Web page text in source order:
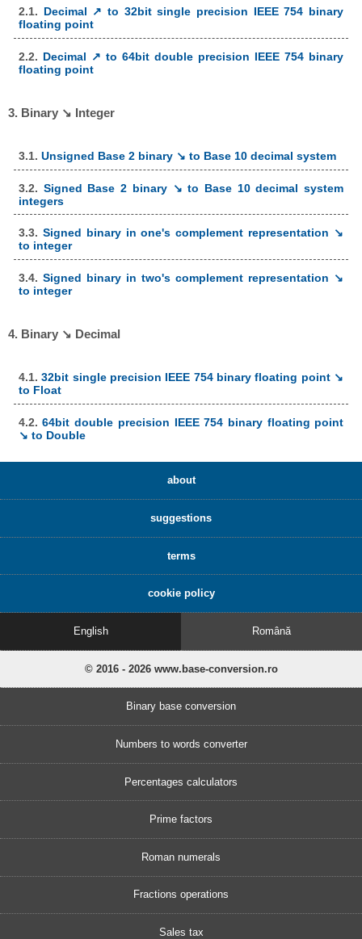
2.1. Decimal ↗ to 32bit single precision IEEE 754 binary
floating point
2.2. Decimal ↗ to 64bit double precision IEEE 754 binary
floating point
3. Binary ↘ Integer
3.1. Unsigned Base 2 binary ↘ to Base 10 decimal system
3.2. Signed Base 2 binary ↘ to Base 10 decimal system
integers
3.3. Signed binary in one's complement representation ↘
to integer
3.4. Signed binary in two's complement representation ↘
to integer
4. Binary ↘ Decimal
4.1.32bit single precision IEEE 754 binary floating point ↘
to Float
4.2.64bit double precision IEEE 754 binary floating point
↘ to Double
about
suggestions
terms
cookie policy
English Română
© 2016 - 2026 www.base-conversion.ro
Binary base conversion
Numbers to words converter
Percentages calculators
Prime factors
Roman numerals
Fractions operations
Sales tax